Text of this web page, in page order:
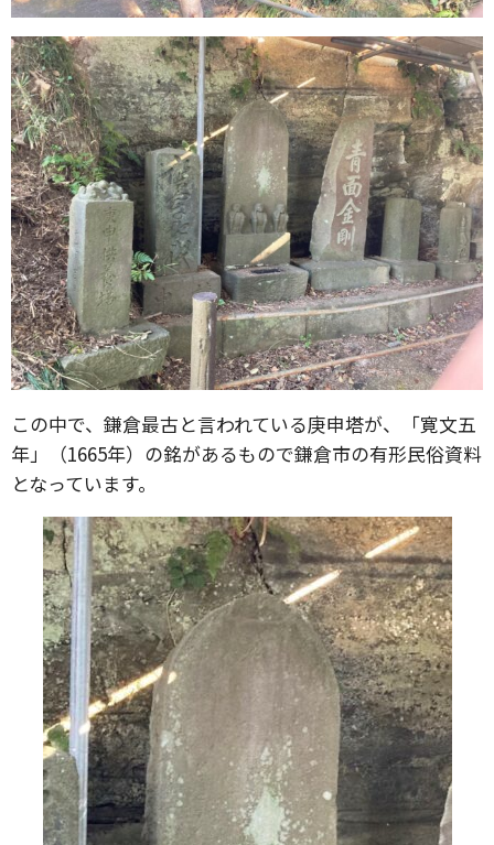
この中で、鎌倉最古と言われている庚申塔が、「寛文五
年」（1665年）の銘があるもので鎌倉市の有形民俗資料
となっています。